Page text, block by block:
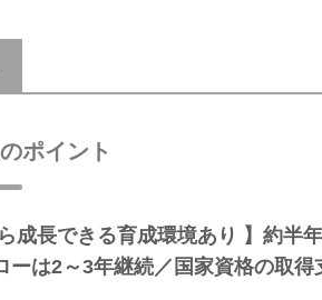
ポイント
ら成長できる育成環境あり 】約半
ーは2～3年継続／国家資格の取得